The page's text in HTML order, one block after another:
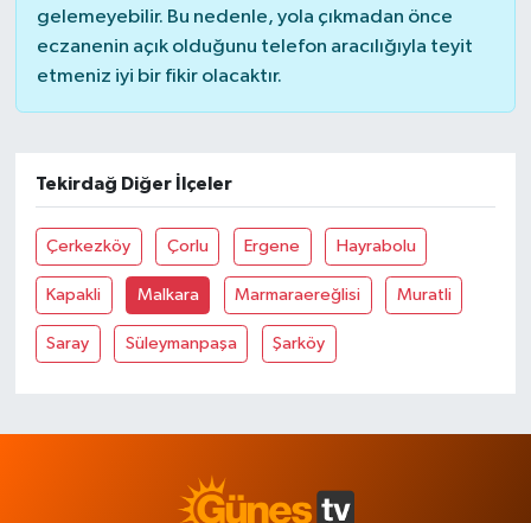
gelemeyebilir. Bu nedenle, yola çıkmadan önce
eczanenin açık olduğunu telefon aracılığıyla teyit
etmeniz iyi bir fikir olacaktır.
Tekirdağ Diğer İlçeler
Çerkezköy Çorlu Ergene Hayrabolu
Kapakli Malkara Marmaraereğlisi Muratli
Saray Süleymanpaşa Şarköy